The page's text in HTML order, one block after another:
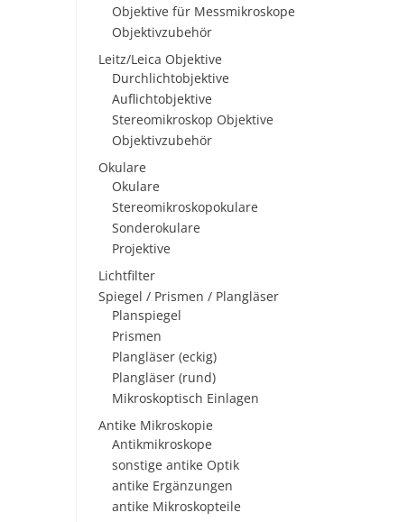
Objektive für Messmikroskope
Objektivzubehör
Leitz/Leica Objektive
Durchlichtobjektive
Auflichtobjektive
Stereomikroskop Objektive
Objektivzubehör
Okulare
Okulare
Stereomikroskopokulare
Sonderokulare
Projektive
Lichtfilter
Spiegel / Prismen / Plangläser
Planspiegel
Prismen
Plangläser (eckig)
Plangläser (rund)
Mikroskoptisch Einlagen
Antike Mikroskopie
Antikmikroskope
sonstige antike Optik
antike Ergänzungen
antike Mikroskopteile